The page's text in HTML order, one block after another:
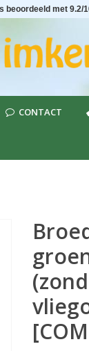
beoordeeld met 9.2/
CONTACT